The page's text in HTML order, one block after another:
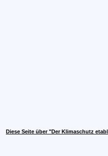
Diese Seite über "Der Klimaschutz